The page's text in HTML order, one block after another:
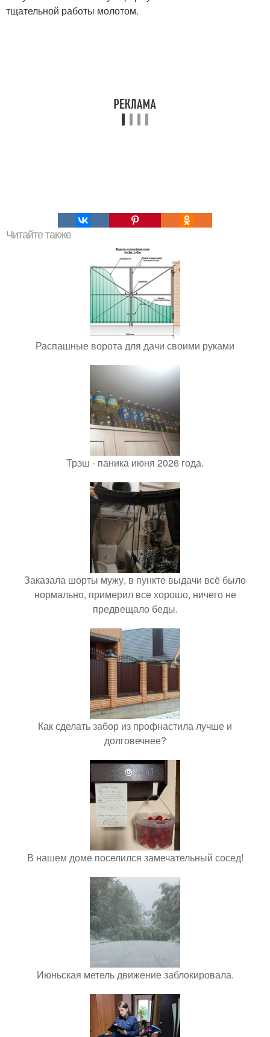
тщательной работы молотом.
Читайте также
Распашные ворота для дачи своими руками
Трэш - паника июня 2026 года.
Заказала шорты мужу, в пункте выдачи всё было
нормально, примерил все хорошо, ничего не
предвещало беды.
Как сделать забор из профнастила лучше и
долговечнее?
В нашем доме поселился замечательный сосед!
Июньская метель движение заблокировала.